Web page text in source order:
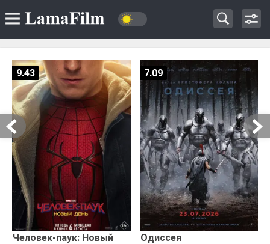
Человек-паук: Новый
9.43
Одиссея
7.09